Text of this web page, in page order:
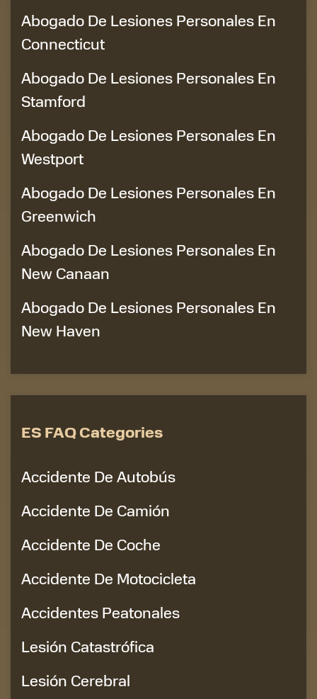
Abogado De Lesiones Personales En
Connecticut
Abogado De Lesiones Personales En
Stamford
Abogado De Lesiones Personales En
Westport
Abogado De Lesiones Personales En
Greenwich
Abogado De Lesiones Personales En
New Canaan
Abogado De Lesiones Personales En
New Haven
ES FAQ Categories
Accidente De Autobús
Accidente De Camión
Accidente De Coche
Accidente De Motocicleta
Accidentes Peatonales
Lesión Catastrófica
Lesión Cerebral